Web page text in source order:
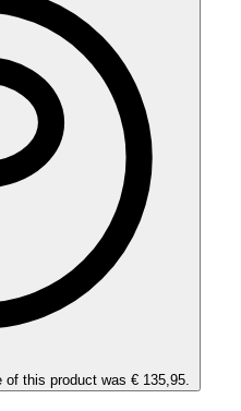
of this product was € 135,95.